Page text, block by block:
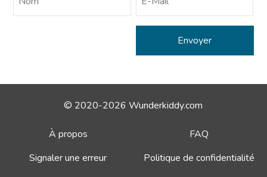
© 2020-2026 Wunderkiddy.com
À propos
FAQ
Signaler une erreur
Politique de confidentialité